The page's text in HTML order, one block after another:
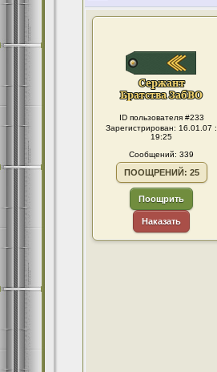
ID пользователя #233
Зарегистрирован: 16.01.07 :
19:25
Сообщений: 339
ПООЩРЕНИЙ: 25
Поощрить
Наказать